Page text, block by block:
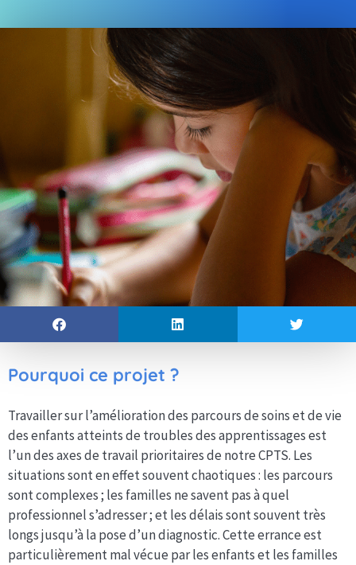
Pourquoi ce projet ?
Travailler sur l’amélioration des parcours de soins et de vie
des enfants atteints de troubles des apprentissages est
l’un des axes de travail prioritaires de notre CPTS. Les
situations sont en effet souvent chaotiques : les parcours
sont complexes ; les familles ne savent pas à quel
professionnel s’adresser ; et les délais sont souvent très
longs jusqu’à la pose d’un diagnostic. Cette errance est
particulièrement mal vécue par les enfants et les familles